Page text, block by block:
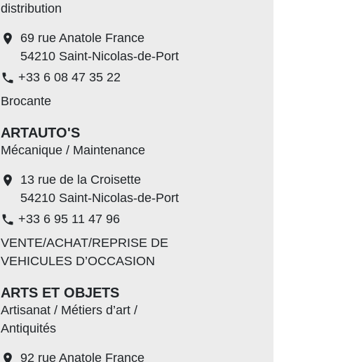
distribution
location_on
69 rue Anatole France
54210 Saint-Nicolas-de-Port
phone +33 6 08 47 35 22
Brocante
ARTAUTO'S
Mécanique / Maintenance
location_on
13 rue de la Croisette
54210 Saint-Nicolas-de-Port
phone +33 6 95 11 47 96
VENTE/ACHAT/REPRISE DE
VEHICULES D’OCCASION
ARTS ET OBJETS
Artisanat / Métiers d’art /
Antiquités
location_on 92 rue Anatole France